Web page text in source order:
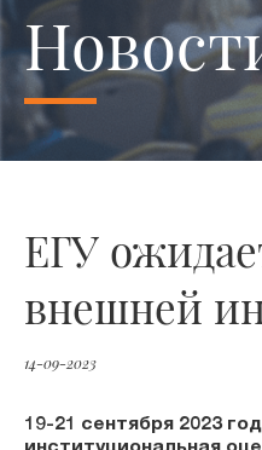
ЕГУ
внешней
14-09-2023
19-21 сентября 2023